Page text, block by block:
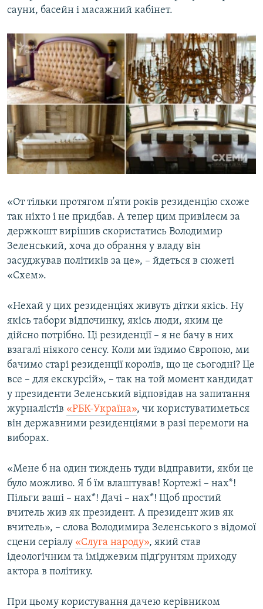
сауни, басейн і масажний кабінет.
«От тільки протягом п'яти років резиденцію схоже
так ніхто і не придбав. А тепер цим привілеєм за
держкошт вирішив скористатись Володимир
Зеленський, хоча до обрання у владу він
засуджував політиків за це», – йдеться в сюжеті
«Схем».
«Нехай у цих резиденціях живуть дітки якісь. Ну
якісь табори відпочинку, якісь люди, яким це
дійсно потрібно. Ці резиденції – я не бачу в них
взагалі ніякого сенсу. Коли ми їздимо Європою, ми
бачимо старі резиденції королів, що це сьогодні? Це
все – для екскурсій», – так на той момент кандидат
у президенти Зеленський відповідав на запитання
журналістів «РБК-Україна», чи користуватиметься
він державними резиденціями в разі перемоги на
виборах.
«Мене б на один тиждень туди відправити, якби це
було можливо. Я б їм влаштував! Кортежі – нах*!
Пільги ваші – нах*! Дачі – нах*! Щоб простий
вчитель жив як президент. А президент жив як
вчитель», – слова Володимира Зеленського з відомої
сцени серіалу «Слуга народу», який став
ідеологічним та іміджевим підґрунтям приходу
актора в політику.
При цьому користування дачею керівником